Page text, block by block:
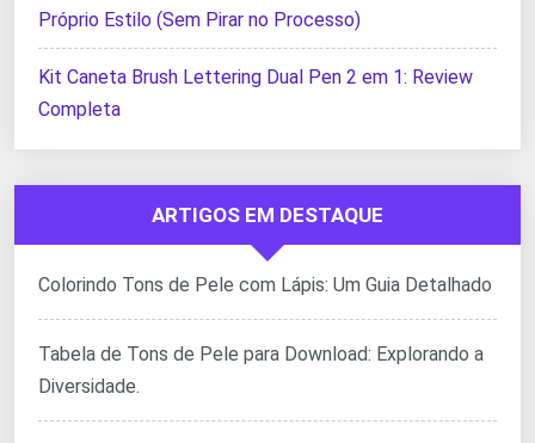
Próprio Estilo (Sem Pirar no Processo)
Kit Caneta Brush Lettering Dual Pen 2 em 1: Review
Completa
ARTIGOS EM DESTAQUE
Colorindo Tons de Pele com Lápis: Um Guia Detalhado
Tabela de Tons de Pele para Download: Explorando a
Diversidade.